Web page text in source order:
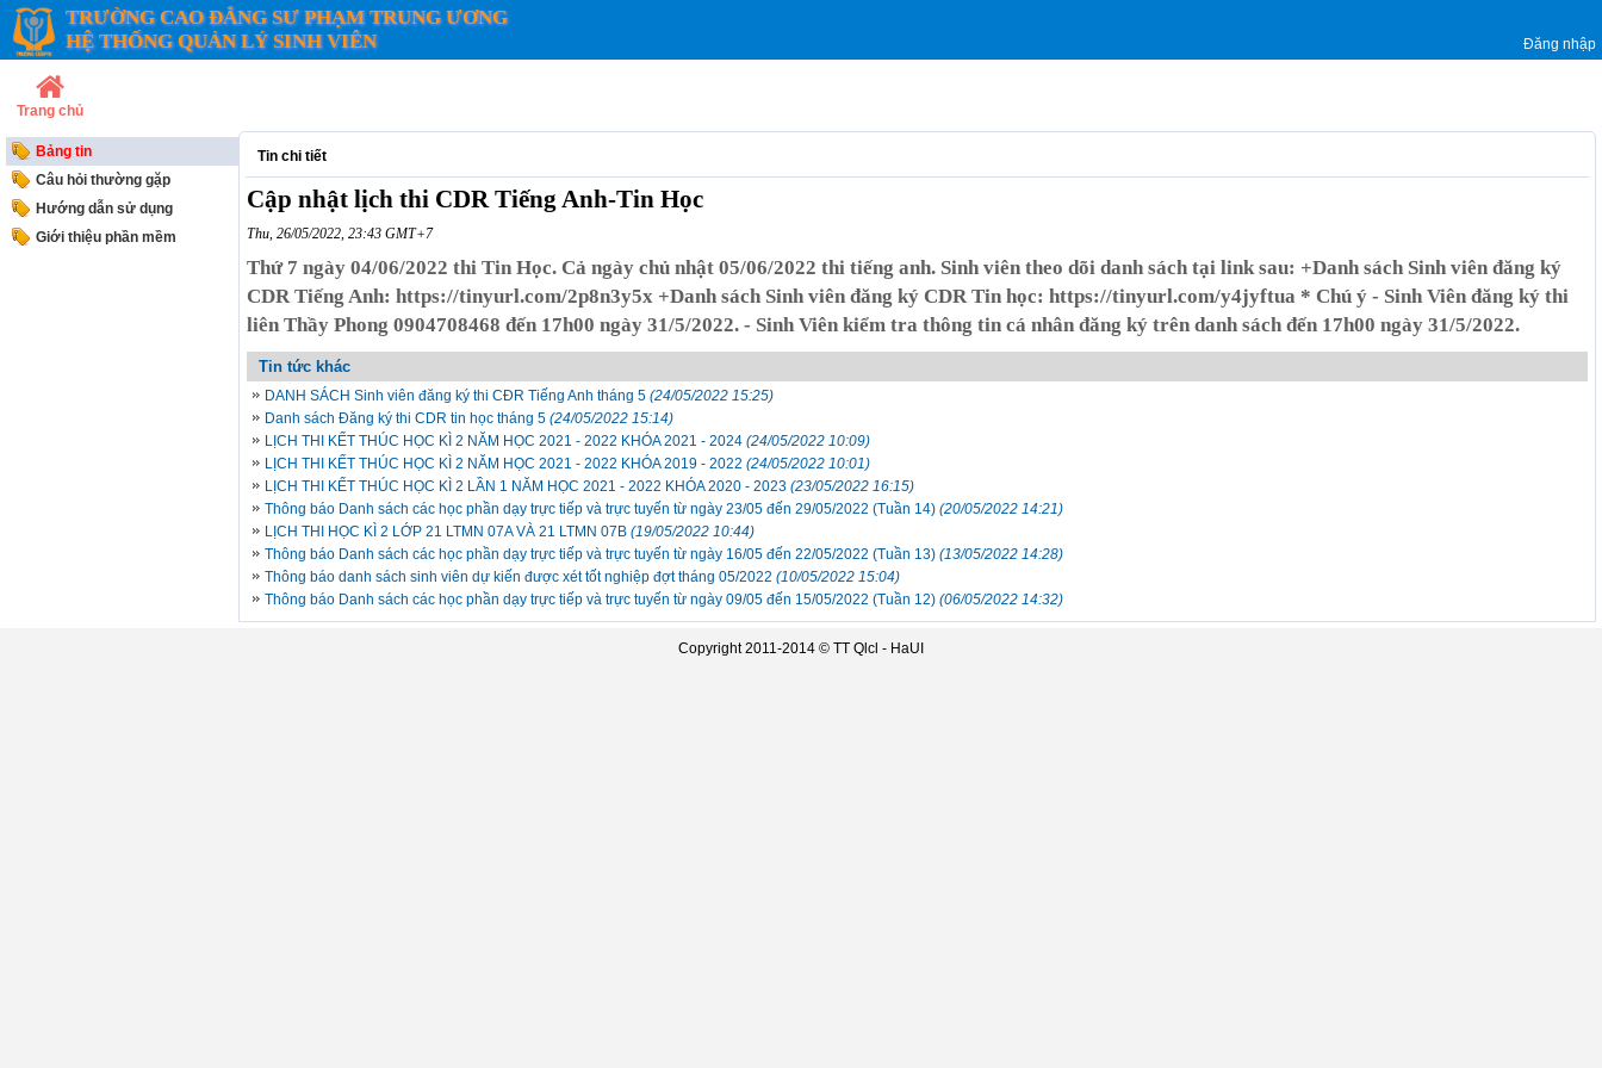
TRƯỜNG CAO ĐẲNG SƯ PHẠM TRUNG ƯƠNG
HỆ THỐNG QUẢN LÝ SINH VIÊN
Đăng nhập
Trang chủ
Tin chi tiết
Cập nhật lịch thi CDR Tiếng Anh-Tin Học
Thu, 26/05/2022, 23:43 GMT+7
Thứ 7 ngày 04/06/2022 thi Tin Học. Cả ngày chủ nhật 05/06/2022 thi tiếng anh. Sinh viên theo dõi danh sách tại link sau: +Danh sách Sinh viên đăng ký
CDR Tiếng Anh: https://tinyurl.com/2p8n3y5x +Danh sách Sinh viên đăng ký CDR Tin học: https://tinyurl.com/y4jyftua * Chú ý - Sinh Viên đăng ký thi
liên Thầy Phong 0904708468 đến 17h00 ngày 31/5/2022. - Sinh Viên kiểm tra thông tin cá nhân đăng ký trên danh sách đến 17h00 ngày 31/5/2022.
Tin tức khác
DANH SÁCH Sinh viên đăng ký thi CĐR Tiếng Anh tháng 5 (24/05/2022 15:25)
Danh sách Đăng ký thi CDR tin học tháng 5 (24/05/2022 15:14)
LỊCH THI KẾT THÚC HỌC KÌ 2 NĂM HỌC 2021 - 2022 KHÓA 2021 - 2024 (24/05/2022 10:09)
LỊCH THI KẾT THÚC HỌC KÌ 2 NĂM HỌC 2021 - 2022 KHÓA 2019 - 2022 (24/05/2022 10:01)
LỊCH THI KẾT THÚC HỌC KÌ 2 LẦN 1 NĂM HỌC 2021 - 2022 KHÓA 2020 - 2023 (23/05/2022 16:15)
Thông báo Danh sách các học phần dạy trực tiếp và trực tuyến từ ngày 23/05 đến 29/05/2022 (Tuần 14) (20/05/2022 14:21)
LỊCH THI HỌC KÌ 2 LỚP 21 LTMN 07A VÀ 21 LTMN 07B (19/05/2022 10:44)
Thông báo Danh sách các học phần dạy trực tiếp và trực tuyến từ ngày 16/05 đến 22/05/2022 (Tuần 13) (13/05/2022 14:28)
Thông báo danh sách sinh viên dự kiến được xét tốt nghiệp đợt tháng 05/2022 (10/05/2022 15:04)
Thông báo Danh sách các học phần dạy trực tiếp và trực tuyến từ ngày 09/05 đến 15/05/2022 (Tuần 12) (06/05/2022 14:32)
Bảng tin
Câu hỏi thường gặp
Hướng dẫn sử dụng
Giới thiệu phần mềm
Copyright 2011-2014 © TT Qlcl - HaUI